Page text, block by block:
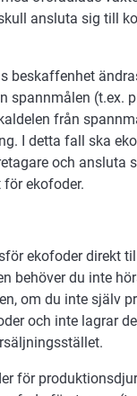
ansluta sig till
beskaffenhet
spannmålen (t.ex.
från
I detta fall ska
och ansluta
ekofoder.
ekofoder direkt
behöver du inte
om du inte själv
och inte lagrar
för